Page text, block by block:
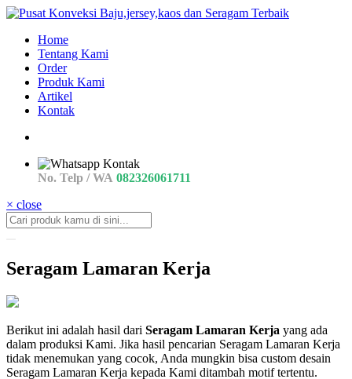
Home
Tentang Kami
Order
Produk Kami
Artikel
Kontak
No. Telp / WA 082326061711
× close
Seragam Lamaran Kerja
seragam
Seragam
Kerja
Warna
Berikut ini adalah hasil dari Seragam Lamaran Kerja yang ada
dalam produksi Kami. Jika hasil pencarian Seragam Lamaran Kerja
tidak menemukan yang cocok, Anda mungkin bisa custom desain
Seragam Lamaran Kerja kepada Kami ditambah motif tertentu.